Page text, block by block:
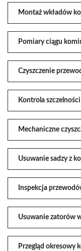
Montaż wkładów
Pomiary ciągu
Czyszczenie
Kontrola
Mechaniczne
Usuwanie sadzy z
Inspekcja
Usuwanie zatorów
Przegląd okresowy